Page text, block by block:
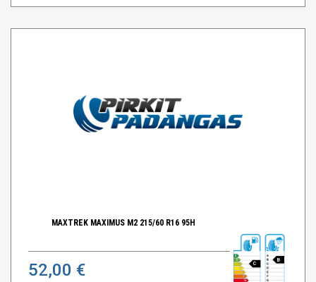
MAXTREK MAXIMUS M2 215/60 R16 95H
52,00 € C
B